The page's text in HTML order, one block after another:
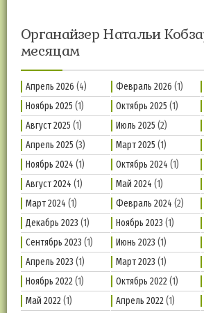
Органайзер Натальи
месяцам
Апрель 2026 (4) Февраль 2026 (1)
Ноябрь 2025 (1) Октябрь 2025 (1)
Август 2025 (1) Июль 2025 (2)
Апрель 2025 (3) Март 2025 (1)
Ноябрь 2024 (1) Октябрь 2024 (1)
Август 2024 (1) Май 2024 (1)
Март 2024 (1) Февраль 2024 (2)
Декабрь 2023 (1) Ноябрь 2023 (1)
Сентябрь 2023 (1) Июнь 2023 (1)
Апрель 2023 (1) Март 2023 (1)
Ноябрь 2022(1) Октябрь 2022(1)
Май 2022(1) Апрель 2022(1)